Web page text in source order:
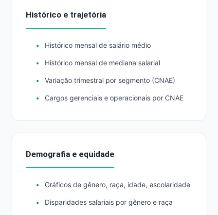
Histórico e trajetória
Histórico mensal de salário médio
Histórico mensal de mediana salarial
Variação trimestral por segmento (CNAE)
Cargos gerenciais e operacionais por CNAE
Demografia e equidade
Gráficos de gênero, raça, idade, escolaridade
Disparidades salariais por gênero e raça